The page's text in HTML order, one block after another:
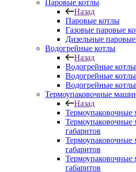
Паровые котлы
Назад
Паровые котлы
Газовые паровые
Дизельные
Водогрейные котлы
Назад
Водогрейные котлы
Водогрейные
Водогрейные
Термоупаковочные
Назад
габаритов
габаритов
габаритов